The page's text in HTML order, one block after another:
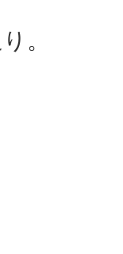
。